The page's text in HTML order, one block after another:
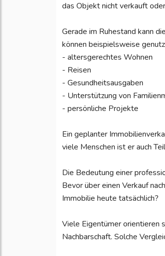
das Objekt nicht verkauft
Gerade im Ruhestand kann
können beispielsweise
- altersgerechtes Wohnen
- Reisen
- Gesundheitsausgaben
- Unterstützung von
- persönliche Projekte
Ein geplanter
viele Menschen ist er auch
Die Bedeutung einer
Bevor über einen Verkauf
Immobilie heute tatsächlich?
Viele Eigentümer orientieren
Nachbarschaft. Solche